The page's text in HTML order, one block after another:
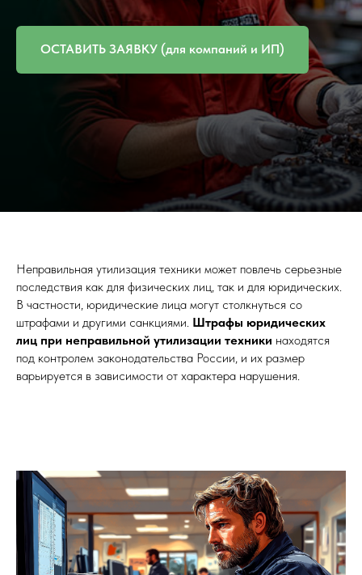
ОСТАВИТЬ ЗАЯВКУ (для компаний и ИП)
Неправильная утилизация техники может повлечь серьезные
последствия как для физических лиц, так и для юридических.
В частности, юридические лица могут столкнуться со
штрафами и другими санкциями. Штрафы юридических
лиц при неправильной утилизации техники находятся
под контролем законодательства России, и их размер
варьируется в зависимости от характера нарушения.